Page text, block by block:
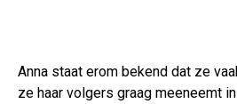
Anna staat erom bekend dat ze
ze haar volgers graag meeneemt